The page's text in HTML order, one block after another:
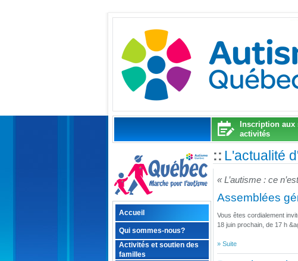
Inscription aux
activités
Accueil
Qui sommes-nous?
Activités et soutien des
familles
:: L'actualité
« L’autisme : ce
Assemblées
Vous êtes cordialement
18 juin prochain, de 17 h
» Suite